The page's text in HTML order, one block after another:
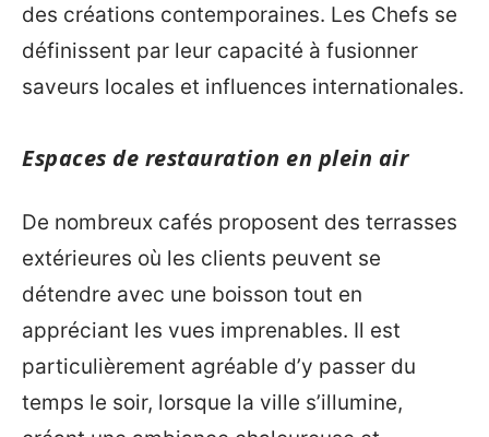
des créations contemporaines. Les Chefs se
définissent par leur capacité à fusionner
saveurs locales et influences internationales.
Espaces de restauration en plein air
De nombreux cafés proposent des terrasses
extérieures où les clients peuvent se
détendre avec une boisson tout en
appréciant les vues imprenables. Il est
particulièrement agréable d’y passer du
temps le soir, lorsque la ville s’illumine,